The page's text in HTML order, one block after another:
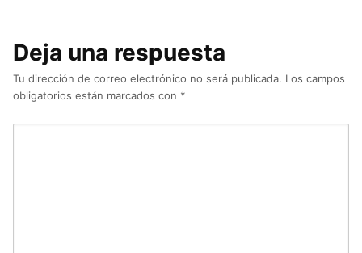
Deja una respuesta
Tu dirección de correo electrónico no será publicada. Los campos
obligatorios están marcados con *